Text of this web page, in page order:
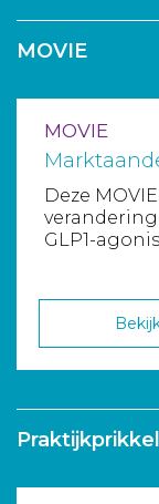
MOVIE
MOVIE
Deze
GLP1-
Praktijkprikkel